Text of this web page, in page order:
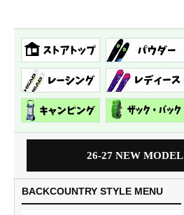
26-27 NEW MODEL
BACKCOUNTRY STYLE MENU